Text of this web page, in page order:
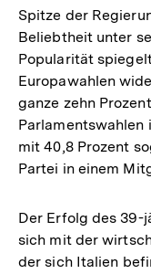
Spitze der
Beliebtheit unter
Popularität
Europawahlen
ganze zehn
Parlamentswahlen
mit 40,8 Prozent
Partei in einem
Der Erfolg des
sich mit der
der sich Italien